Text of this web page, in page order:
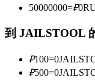
50000000=₽0
到 JAILSTOOL
₽100=0
₽500=0